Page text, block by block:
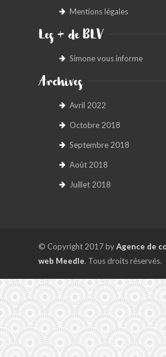
Mentions légales
Les + de BLV
Simone vous informe
Archives
Avril 2022
Octobre 2018
Septembre 2018
Août 2018
Juillet 2018
© Copyright 2017 byAgence de
web Meedle. Tous droits réservés.